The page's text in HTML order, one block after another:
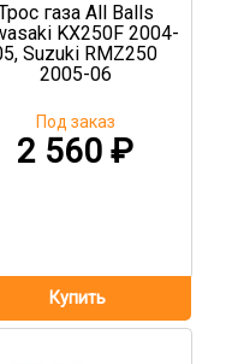
газа All Balls
KX250F 2004-
Suzuki RMZ250
2005-06
2 560₽
Под заказ